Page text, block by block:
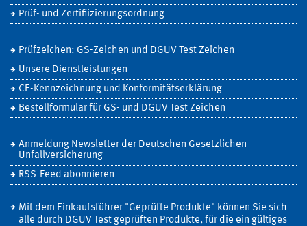
Prüf- und Zertifiizierungsordnung
Prüfzeichen: GS-Zeichen und DGUV Test Zeichen
Unsere Dienstleistungen
CE-Kennzeichnung und Konformitätserklärung
Bestellformular für GS- und DGUV Test Zeichen
Anmeldung Newsletter der Deutschen Gesetzlichen
Unfallversicherung
RSS-Feed abonnieren
Mit dem Einkaufsführer "Geprüfte Produkte" können Sie sich
alle durch DGUV Test geprüften Produkte, für die ein gültiges